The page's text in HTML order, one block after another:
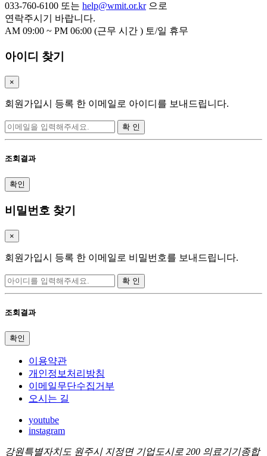
033-760-6100 또는 help@wmit.or.kr으로
연락주시기 바랍니다.
AM 09:00 ~ PM 06:00 (근무 시간 ) 토/일 휴무
아이디 찾기
×
회원가입시 등록 한 이메일로 아이디를 보내드립니다.
확 인
조회결과
확인
비밀번호 찾기
×
회원가입시 등록 한 이메일로 비밀번호를 보내드립니다.
확 인
조회결과
확인
이용약관
개인정보처리방침
이메일무단수집거부
오시는 길
youtube
instagram
강원특별자치도 원주시 지정면 기업도시로 200 의료기기종합